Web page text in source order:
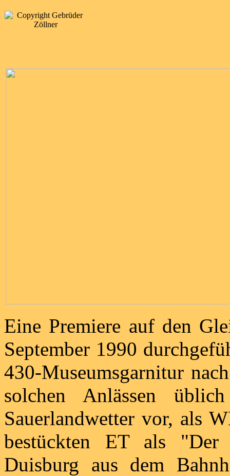
Eine Premiere auf den
September 1990
430-Museumsgarnitur
solchen Anlässen
Sauerlandwetter vor, als
bestückten ET als "Der
Duisburg aus dem